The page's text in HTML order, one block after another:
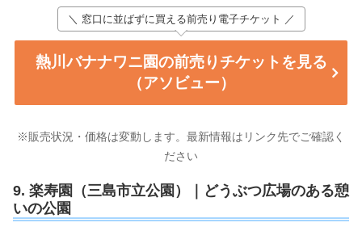
＼ 窓口に並ばずに買える前売り電子チケット ／
熱川バナナワニ園の前売りチケットを見る
（アソビュー）
※販売状況・価格は変動します。最新情報はリンク先でご確認く
ださい
9. 楽寿園（三島市立公園）｜どうぶつ広場のある憩
いの公園